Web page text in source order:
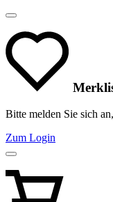
Bitte melden Sie sich
Zum Login